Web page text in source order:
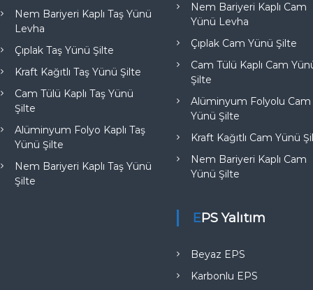
Nem Bariyeri Kaplı Taş Yünü
Levha
Çıplak Taş Yünü Şilte
Kraft Kağıtlı Taş Yünü Şilte
Cam Tülü Kaplı Taş Yünü
Şilte
Alüminyum Folyo Kaplı Taş
Yünü Şilte
Nem Bariyeri Kaplı Taş Yünü
Şilte
Nem Bariyeri Kaplı Cam
Yünü Levha
Çıplak Cam Yünü Şilte
Cam Tülü Kaplı Cam
Şilte
Alüminyum Folyolu Cam
Yünü Şilte
Kraft Kağıtlı Cam Yünü
Nem Bariyeri Kaplı Cam
Yünü Şilte
EPS Yalıtım
Beyaz EPS
Karbonlu EPS